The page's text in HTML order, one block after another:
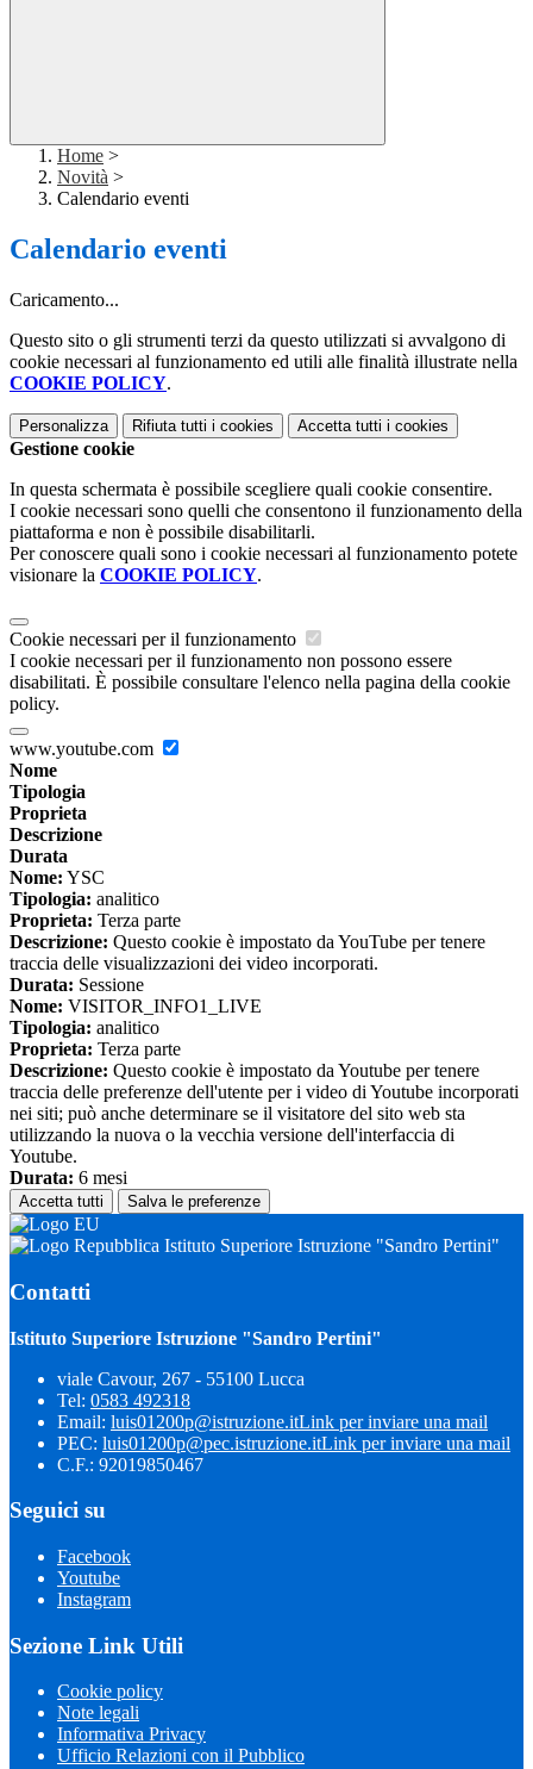
Home >
Novità >
Calendario eventi
Calendario eventi
Caricamento...
Questo sito o gli strumenti terzi da questo utilizzati si avvalgono di
cookie necessari al funzionamento ed utili alle finalità illustrate nella
COOKIE POLICY.
Personalizza Rifiuta tutti i cookies Accetta tutti i cookies
Gestione cookie
In questa schermata è possibile scegliere quali cookie consentire.
I cookie necessari sono quelli che consentono il funzionamento della
piattaforma e non è possibile disabilitarli.
Per conoscere quali sono i cookie necessari al funzionamento potete
visionare la COOKIE POLICY.
Cookie necessari per il funzionamento
I cookie necessari per il funzionamento non possono essere
disabilitati. È possibile consultare l'elenco nella pagina della cookie
policy.
www.youtube.com
Nome
Tipologia
Proprieta
Descrizione
Durata
Nome: YSC
Tipologia: analitico
Proprieta: Terza parte
Descrizione: Questo cookie è impostato da YouTube per tenere
traccia delle visualizzazioni dei video incorporati.
Durata: Sessione
Nome: VISITOR_INFO1_LIVE
Tipologia: analitico
Proprieta: Terza parte
Descrizione: Questo cookie è impostato da Youtube per tenere
traccia delle preferenze dell'utente per i video di Youtube incorporati
nei siti; può anche determinare se il visitatore del sito web sta
utilizzando la nuova o la vecchia versione dell'interfaccia di
Youtube.
Durata: 6 mesi
Accetta tutti Salva le preferenze
Istituto Superiore Istruzione "Sandro Pertini"
Contatti
Istituto Superiore Istruzione "Sandro Pertini"
viale Cavour, 267 - 55100 Lucca
Tel: 0583 492318
Email: luis01200p@istruzione.itLink per inviare una mail
PEC: luis01200p@pec.istruzione.itLink per inviare una mail
C.F.: 92019850467
Seguici su
Facebook
Youtube
Instagram
Sezione Link Utili
Cookie policy
Note legali
Informativa Privacy
Ufficio Relazioni con il Pubblico